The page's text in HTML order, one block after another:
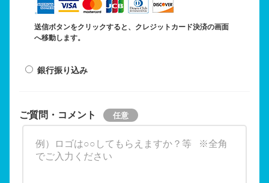
送信ボタンをクリックすると、クレジットカード決済の画面
へ移動します。
銀行振り込み
ご質問・コメント